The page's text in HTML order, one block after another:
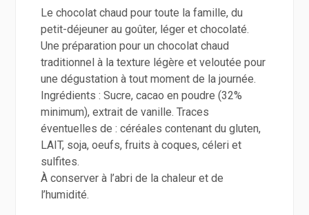
Le chocolat chaud pour toute la famille, du
petit-déjeuner au goûter, léger et chocolaté.
Une préparation pour un chocolat chaud
traditionnel à la texture légère et veloutée pour
une dégustation à tout moment de la journée.
Ingrédients : Sucre, cacao en poudre (32%
minimum), extrait de vanille. Traces
éventuelles de : céréales contenant du gluten,
LAIT, soja, oeufs, fruits à coques, céleri et
sulfites.
À conserver à l’abri de la chaleur et de
l’humidité.